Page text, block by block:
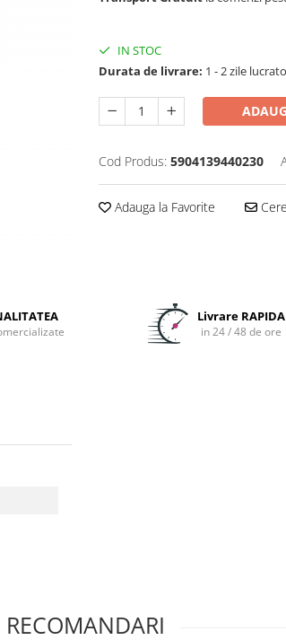
IN STOC
Durata de livrare: 1 - 2 zile
Cod Produs: 5904139440230
Adauga la Favorite
Livrare RAPIDA
in 24 / 48 de ore
RECOMANDARI